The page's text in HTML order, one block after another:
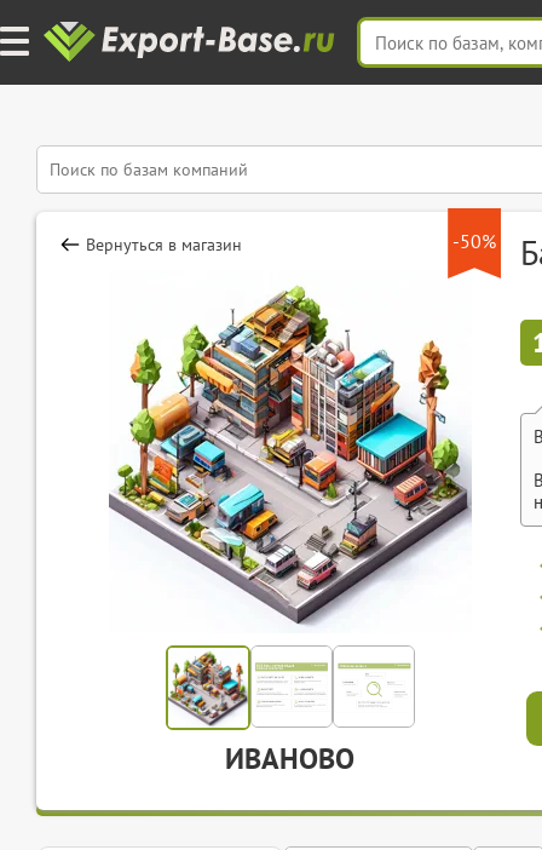
-50%
Вернуться в магазин
ИВАНОВО